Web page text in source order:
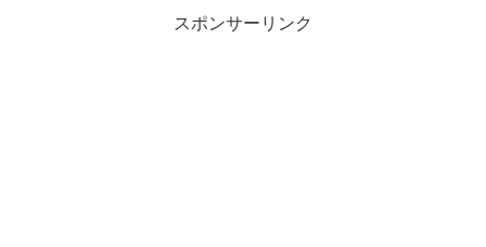
スポンサーリンク